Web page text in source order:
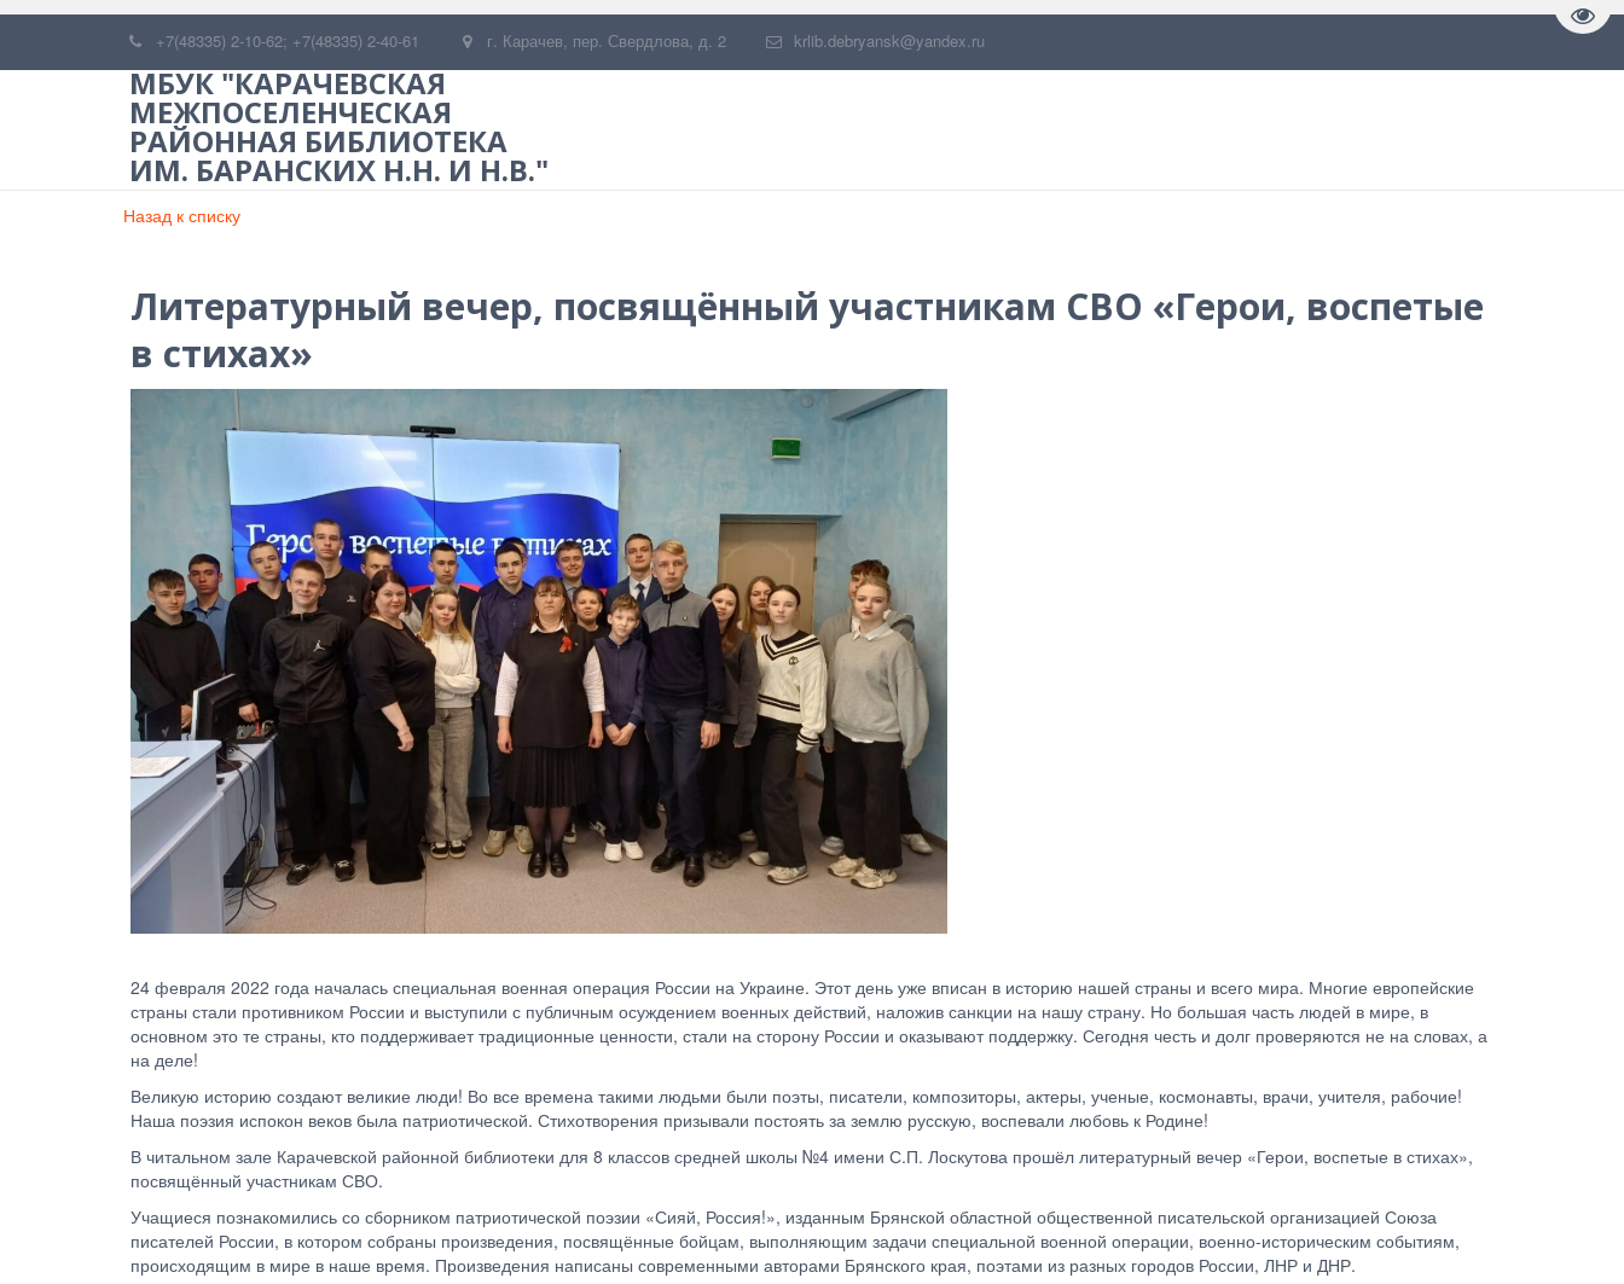
+7(48335) 2-10-62; +7(48335) 2-40-61 г. Карачев, пер. Свердлова, д. 2 krlib.debryansk@yandex.ru
МБУК "КАРАЧЕВСКАЯ
МЕЖПОСЕЛЕНЧЕСКАЯ
РАЙОННАЯ БИБЛИОТЕКА
ИМ. БАРАНСКИХ Н.Н. И Н.В."
Назад к списку
Литературный вечер, посвящённый участникам СВО «Герои, воспетые
в стихах»
24 февраля 2022 года началась специальная военная операция России на Украине. Этот день уже вписан в историю нашей страны и всего мира. Многие европейские
страны стали противником России и выступили с публичным осуждением военных действий, наложив санкции на нашу страну. Но большая часть людей в мире, в
основном это те страны, кто поддерживает традиционные ценности, стали на сторону России и оказывают поддержку. Сегодня честь и долг проверяются не на словах, а
на деле!
Великую историю создают великие люди! Во все времена такими людьми были поэты, писатели, композиторы, актеры, ученые, космонавты, врачи, учителя, рабочие!
Наша поэзия испокон веков была патриотической. Стихотворения призывали постоять за землю русскую, воспевали любовь к Родине!
В читальном зале Карачевской районной библиотеки для 8 классов средней школы №4 имени С.П. Лоскутова прошёл литературный вечер «Герои, воспетые в стихах»,
посвящённый участникам СВО.
Учащиеся познакомились со сборником патриотической поэзии «Сияй, Россия!», изданным Брянской областной общественной писательской организацией Союза
писателей России, в котором собраны произведения, посвящённые бойцам, выполняющим задачи специальной военной операции, военно-историческим событиям,
происходящим в мире в наше время. Произведения написаны современными авторами Брянского края, поэтами из разных городов России, ЛНР и ДНР.